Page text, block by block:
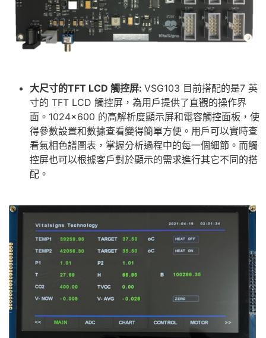
大尺寸的TFT LCD 觸控屏: VSG103 目前搭配的是7 英
寸的 TFT LCD 觸控屏，為用戶提供了直觀的操作界
面。1024×600 的高解析度顯示屏和電容觸控面板，使
得參數設置和數據查看變得簡單方便。用戶可以實時查
看氣相色譜圖表，掌握分析過程中的每一個細節。而觸
控屏也可以根據客戶對於顯示的需求進行其它不同的搭
配。